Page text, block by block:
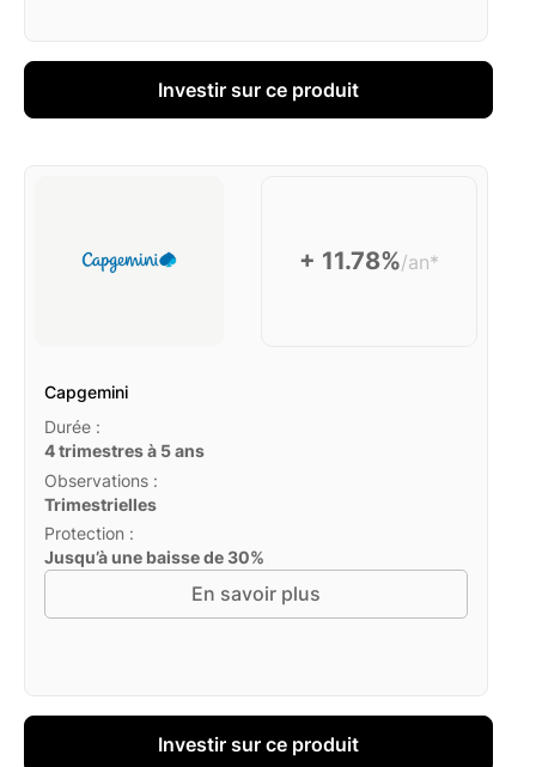
Investir sur ce produit
+ 11.78%/an*
Capgemini
Durée :
4 trimestres à 5 ans
Observations :
Trimestrielles
Protection :
Jusqu’à une baisse de 30%
En savoir plus
Investir sur ce produit